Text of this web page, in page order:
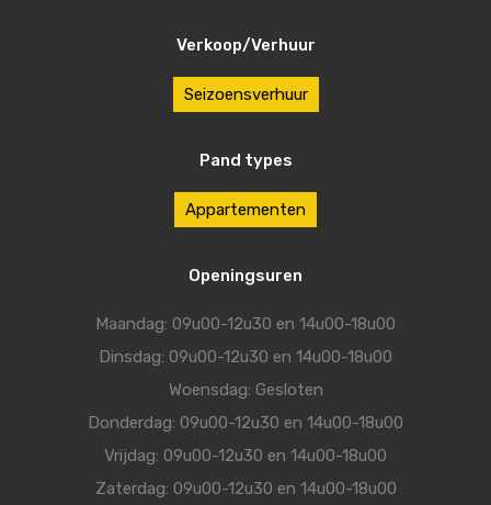
Verkoop/Verhuur
Seizoensverhuur
Pand types
Appartementen
Openingsuren
Maandag: 09u00-12u30 en 14u00-18u00
Dinsdag: 09u00-12u30 en 14u00-18u00
Woensdag: Gesloten
Donderdag: 09u00-12u30 en 14u00-18u00
Vrijdag: 09u00-12u30 en 14u00-18u00
Zaterdag: 09u00-12u30 en 14u00-18u00